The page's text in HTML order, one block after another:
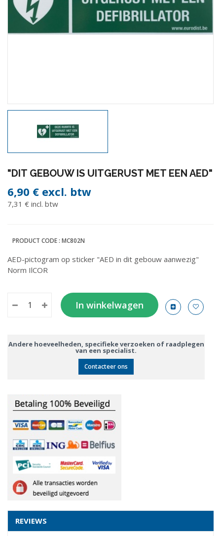
"DIT GEBOUW IS UITGERUST MET EEN AED"
6,90 € excl. btw
7,31 € incl. btw
PRODUCT CODE : MC802N
AED-pictogram op sticker "AED in dit gebouw aanwezig"
Norm IlCOR
In winkelwagen
Andere hoeveelheden, specifieke verzoeken of raadplegen
van een specialist.
Contacteer ons
REVIEWS